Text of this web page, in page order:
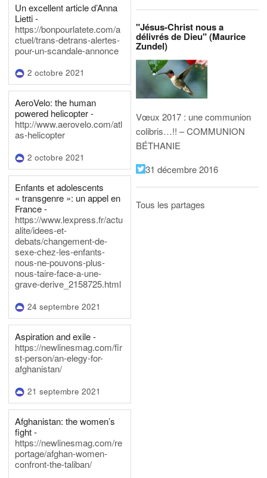
Un excellent article d’Anna
Lietti -
https://bonpourlatete.com/a
ctuel/trans-detrans-alertes-
pour-un-scandale-annonce
2 octobre 2021
AeroVelo: the human
powered helicopter -
http://www.aerovelo.com/atl
as-helicopter
2 octobre 2021
Enfants et adolescents
« transgenre »: un appel en
France -
https://www.lexpress.fr/actu
alite/idees-et-
debats/changement-de-
sexe-chez-les-enfants-
nous-ne-pouvons-plus-
nous-taire-face-a-une-
grave-derive_2158725.html
24 septembre 2021
Aspiration and exile -
https://newlinesmag.com/fir
st-person/an-elegy-for-
afghanistan/
21 septembre 2021
Afghanistan: the women’s
fight -
https://newlinesmag.com/re
portage/afghan-women-
confront-the-taliban/
"Jésus-Christ nous a
délivrés de Dieu" (Maurice
Zundel)
Vœux 2017 : une communion
colibris…!! – COMMUNION
BÉTHANIE
31 décembre 2016
Tous les partages